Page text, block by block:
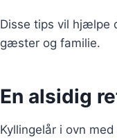
Disse tips vil hjælpe
gæster og familie.
En alsidig
Kyllingelår i ovn